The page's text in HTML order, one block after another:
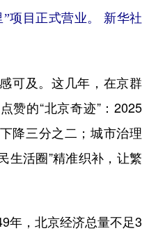
项目正式营业。 新华社
及。这几年，在京群
赞的“北京奇迹”：2025
降三分之二；城市治理
生活圈”精准织补，让繁
，北京经济总量不足3